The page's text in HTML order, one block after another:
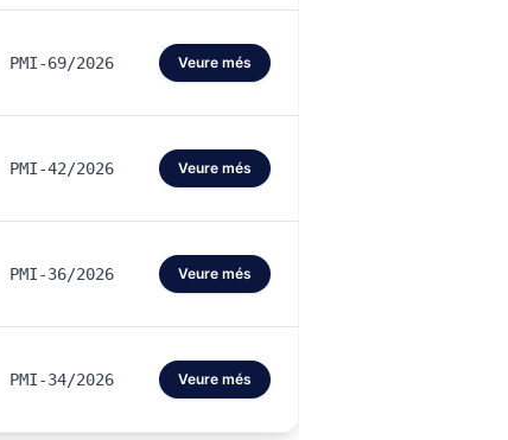
PMI-69/2026 Veure més
PMI-42/2026 Veure més
PMI-36/2026 Veure més
PMI-34/2026 Veure més